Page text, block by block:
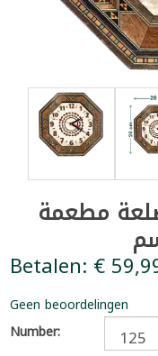
مطعمة
Betalen: €
Geen beoordelingen
Number: